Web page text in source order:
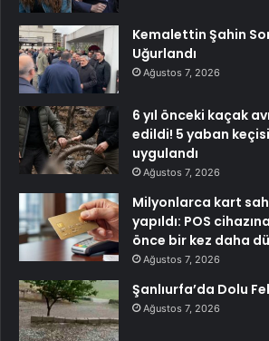
Kemalettin Şahin
Uğurlandı
Ağustos 7, 2026
6 yıl önceki kaçak
edildi! 5 yaban
uygulandı
Ağustos 7, 2026
Milyonlarca kart
yapıldı: POS
önce bir kez daha
Ağustos 7, 2026
Şanlıurfa’da Dolu
Ağustos 7, 2026